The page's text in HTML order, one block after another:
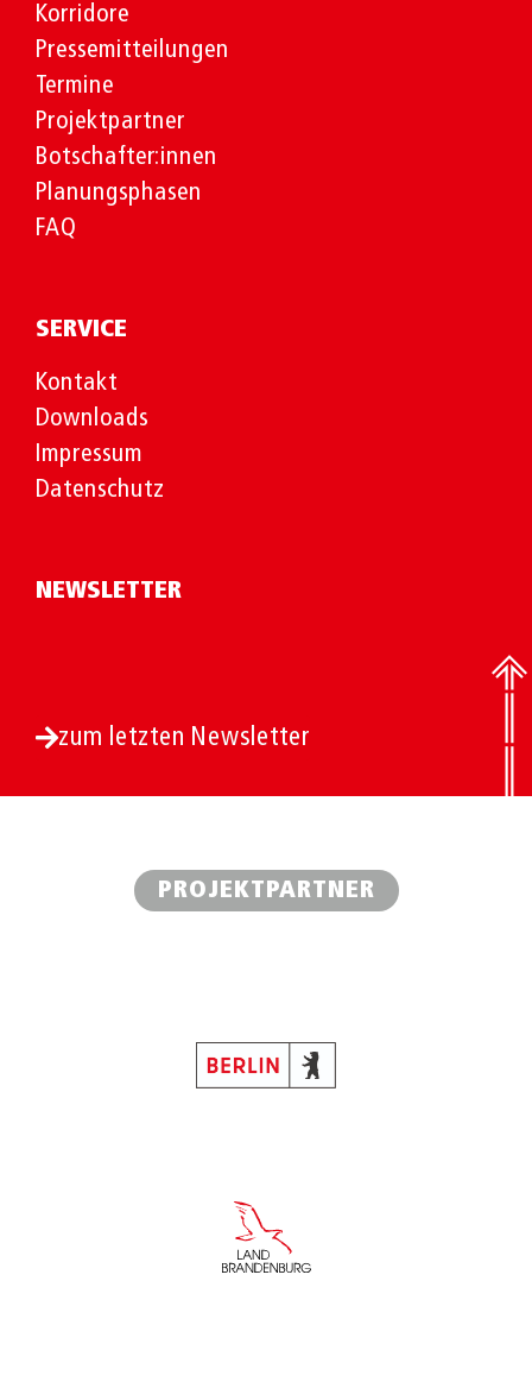
Korridore
Pressemitteilungen
Termine
Projektpartner
Botschafter:innen
Planungsphasen
FAQ
SERVICE
Kontakt
Downloads
Impressum
Datenschutz
NEWSLETTER
zum letzten Newsletter
PROJEKTPARTNER